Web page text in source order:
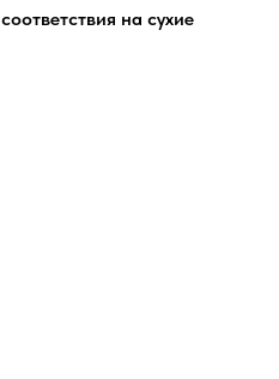
на сухие